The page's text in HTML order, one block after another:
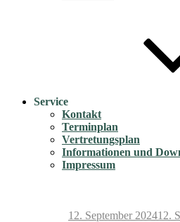
Service
Kontakt
Terminplan
Vertretungsplan
Informationen und
Impressum
Veröffentlicht
12. September 202412.